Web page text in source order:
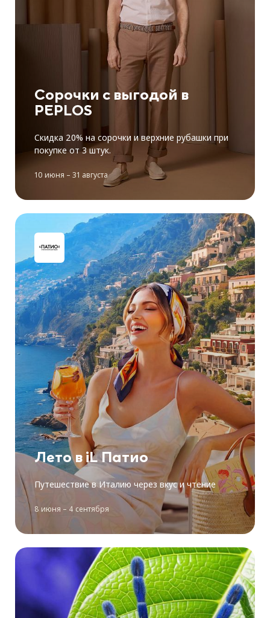
Сорочки с выгодой в
PEPLOS
Скидка 20% на сорочки и верхние рубашки при
покупке от 3 штук.
10 июня – 31 августа
Лето в iL Патио
Путешествие в Италию через вкус и чтение
8 июня – 4 сентября